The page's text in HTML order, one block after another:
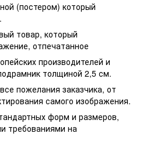
(постером) который
товар, который
отпечатанное
производителей и
толщиной 2,5 см.
пожелания заказчика, от
самого изображения.
форм и размеров,
требованиями на